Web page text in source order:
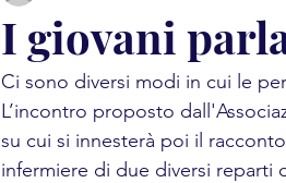
I giovani
Ci sono diversi modi in cui le
L’incontro proposto
su cui si innesterà poi il
infermiere di due diversi reparti